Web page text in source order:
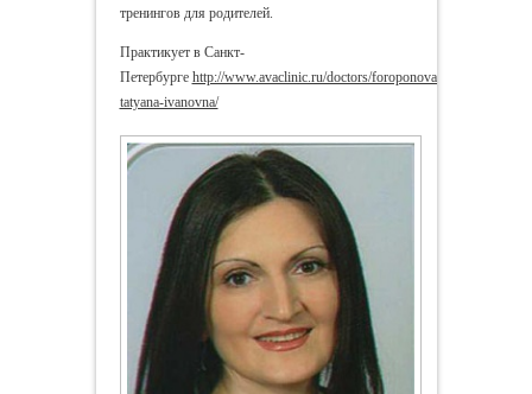
тренингов для родителей.
Практикует в Санкт-
Петербурге http://www.avaclinic.ru/doctors/foroponova-
tatyana-ivanovna/